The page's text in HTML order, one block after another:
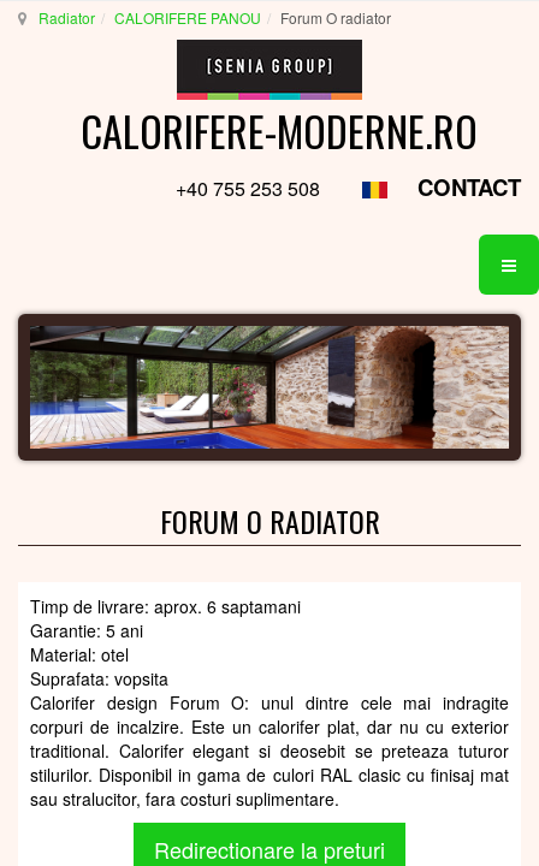
Radiator CALORIFERE PANOU Forum O radiator
CALORIFERE-MODERNE.RO
+40 755 253 508 CONTACT
FORUM O RADIATOR
Timp de livrare: aprox. 6 saptamani
Garantie: 5 ani
Material: otel
Suprafata: vopsita
Calorifer design Forum O: unul dintre cele mai indragite
corpuri de incalzire. Este un calorifer plat, dar nu cu exterior
traditional. Calorifer elegant si deosebit se preteaza tuturor
stilurilor. Disponibil in gama de culori RAL clasic cu finisaj mat
sau stralucitor, fara costuri suplimentare.
Redirectionare la preturi